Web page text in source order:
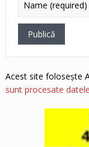
Acest site folosește
sunt procesate